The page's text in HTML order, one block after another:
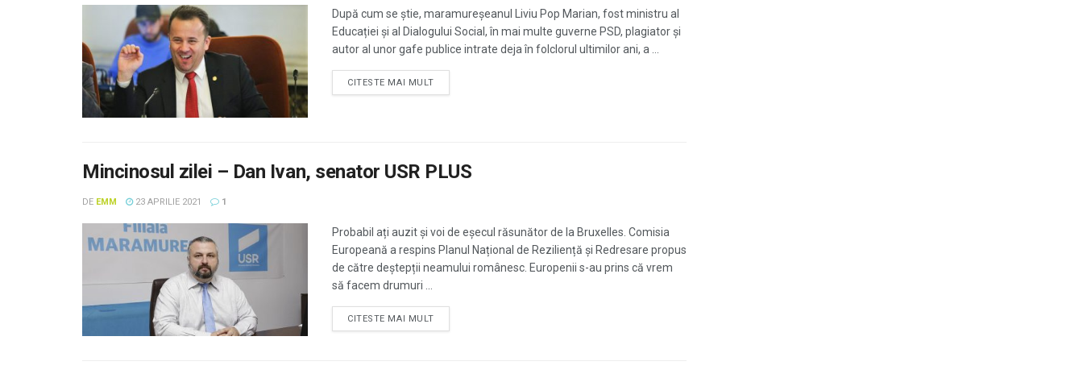
După cum se știe, maramureșeanul Liviu Pop Marian, fost ministru al
Educației și al Dialogului Social, în mai multe guverne PSD, plagiator și
autor al unor gafe publice intrate deja în folclorul ultimilor ani, a ...
CITESTE MAI MULT
Mincinosul zilei – Dan Ivan, senator USR PLUS
DE EMM 23 APRILIE 2021 1
Probabil ați auzit și voi de eșecul răsunător de la Bruxelles. Comisia
Europeană a respins Planul Național de Reziliență și Redresare propus
de către deștepții neamului românesc. Europenii s-au prins că vrem
să facem drumuri ...
CITESTE MAI MULT